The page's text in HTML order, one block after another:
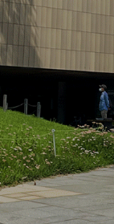
장마템 기획전